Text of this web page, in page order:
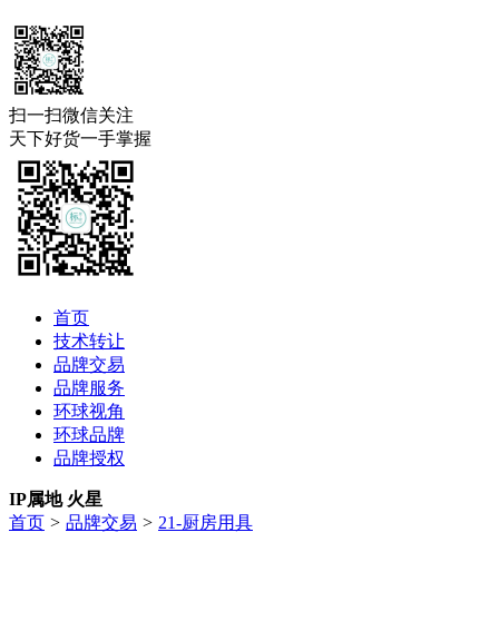
扫一扫微信关注
天下好货一手掌握
首页
技术转让
品牌交易
品牌服务
环球视角
环球品牌
品牌授权
IP属地 火星
首页 > 品牌交易 > 21-厨房用具